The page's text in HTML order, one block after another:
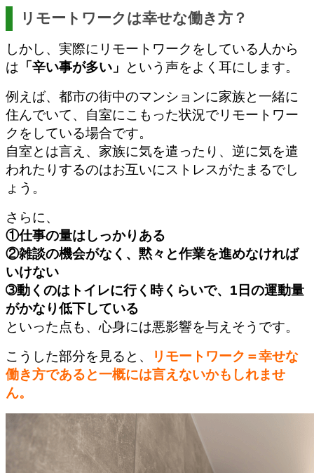
リモートワークは幸せな働き方？
しかし、実際にリモートワークをしている人から
は 「辛い事が多い」
という声をよく耳にします。
例えば、都市の街中のマンションに家族と一緒に
住んでいて、自室にこもった状況でリモートワー
クをしている場合です。
自室とは言え、家族に気を遣ったり、逆に気を遣
われたりするのはお互いにストレスがたまるでし
ょう。
さらに、
①仕事の量はしっかりある
②雑談の機会がなく、黙々と作業を進めなければ
いけない
➂動くのはトイレに行く時くらいで、1日の運動量
がかなり低下している
といった点も、心身には悪影響を与えそうです。
こうした部分を見ると、
リモートワーク＝幸せな
働き方であると一概には言えないかもしれませ
ん。